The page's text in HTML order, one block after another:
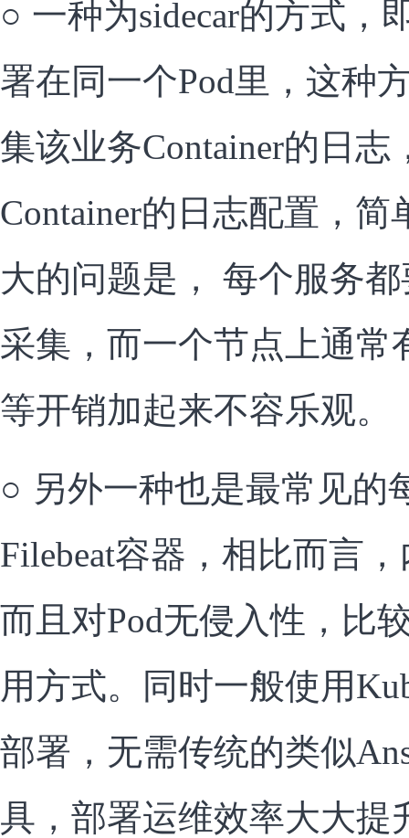
○ 一种为sidecar的方式，
署在同一个Pod里，这种
集该业务Container的日
Container的日志配置，
大的问题是， 每个服务
采集，而一个节点上通常
等开销加起来不容乐观。
○ 另外一种也是最常见的
Filebeat容器，相比而言
而且对Pod无侵入性，比
用方式。同时一般使用
部署，无需传统的类似
具，部署运维效率大大提